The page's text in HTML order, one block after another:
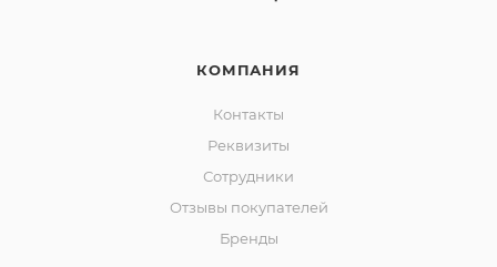
КОМПАНИЯ
Контакты
Реквизиты
Сотрудники
Отзывы покупателей
Бренды